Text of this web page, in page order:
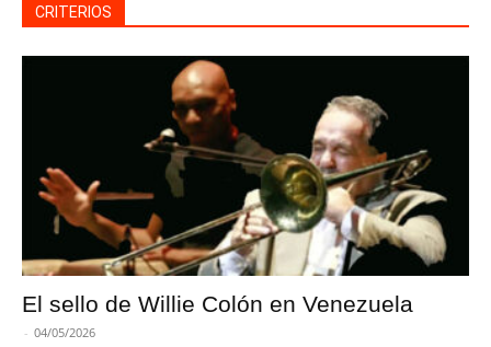
CRITERIOS
El sello de Willie Colón en Venezuela
- 04/05/2026